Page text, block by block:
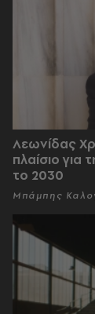
Λεωνίδας
πλαίσιο για
το 2030
Μπάμπης